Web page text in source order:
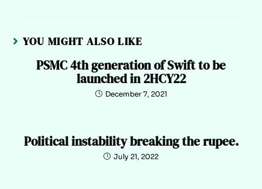
YOU MIGHT ALSO LIKE
PSMC 4th generation of Swift to be
launched in 2HCY22
December 7, 2021
Political instability breaking the rupee.
July 21, 2022